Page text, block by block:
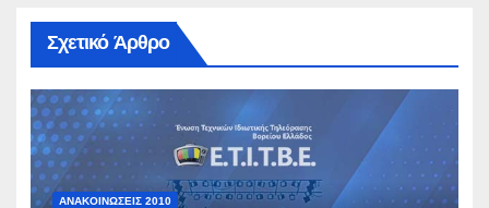
Σχετικό Άρθρο
ΑΝΑΚΟΙΝΏΣΕΙΣ 2010